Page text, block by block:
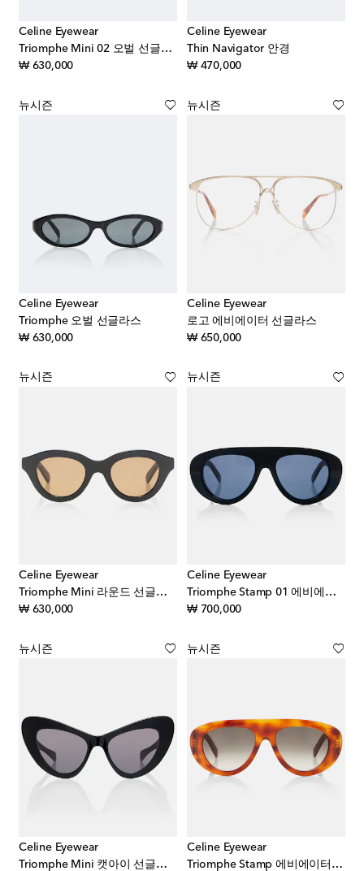
Celine Eyewear
Triomphe Mini 02 오벌 선글라스
₩ 630,000original price
Celine Eyewear
Thin Navigator 안경
₩ 470,000original price
뉴시즌
Celine Eyewear
Triomphe 오벌 선글라스
₩ 630,000original price
뉴시즌
Celine Eyewear
로고 에비에이터 선글라스
₩ 650,000original price
뉴시즌
Celine Eyewear
Triomphe Mini 라운드 선글라스
₩ 630,000original price
뉴시즌
Celine Eyewear
Triomphe Stamp 01 에비에이터 선글라스
₩ 700,000original price
뉴시즌
Celine Eyewear
Triomphe Mini 캣아이 선글라스
뉴시즌
Celine Eyewear
Triomphe Stamp 에비에이터 선글라스